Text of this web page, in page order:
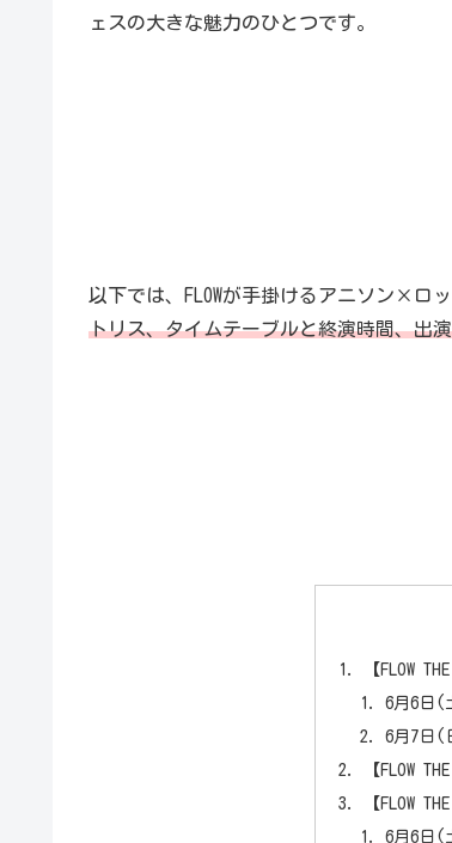
ェスの大きな魅力のひとつです。
以下では、FLOWが手掛けるアニソン×ロ
トリス、タイムテーブルと終演時間、出
【FLOW
6月6日(
6月7日(
【FLOW
【FLOW
6月6日(